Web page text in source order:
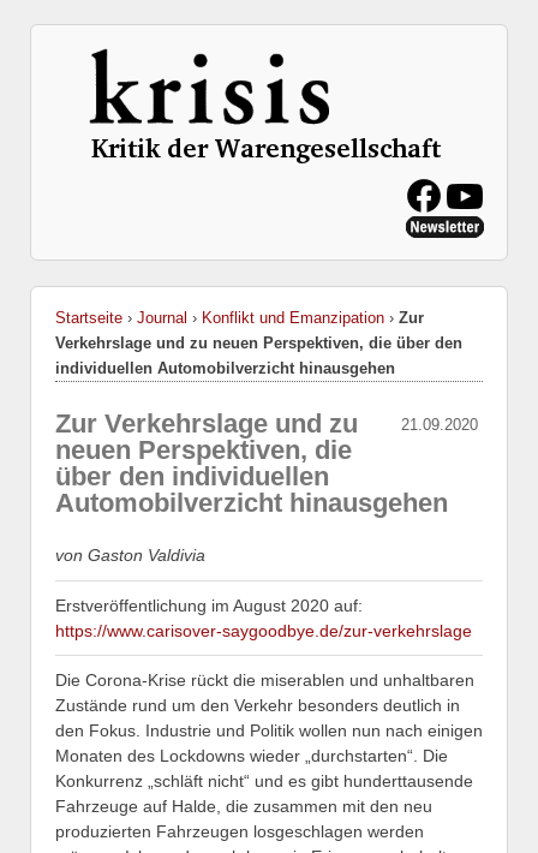
Startseite › Journal › Konflikt und Emanzipation › Zur
Verkehrslage und zu neuen Perspektiven, die über den
individuellen Automobilverzicht hinausgehen
21.09.2020
Zur Verkehrslage und zu
neuen Perspektiven, die
über den individuellen
Automobilverzicht hinausgehen
von Gaston Valdivia
Erstveröffentlichung im August 2020 auf:
https://www.carisover-saygoodbye.de/zur-verkehrslage
Die Corona-Krise rückt die miserablen und unhaltbaren
Zustände rund um den Verkehr besonders deutlich in
den Fokus. Industrie und Politik wollen nun nach einigen
Monaten des Lockdowns wieder „durchstarten“. Die
Konkurrenz „schläft nicht“ und es gibt hunderttausende
Fahrzeuge auf Halde, die zusammen mit den neu
produzierten Fahrzeugen losgeschlagen werden